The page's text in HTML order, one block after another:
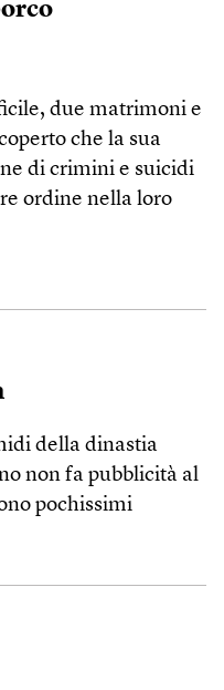
due matrimoni e
che la sua
di crimini e suicidi
ordine nella loro
della dinastia
non fa pubblicità al
pochissimi